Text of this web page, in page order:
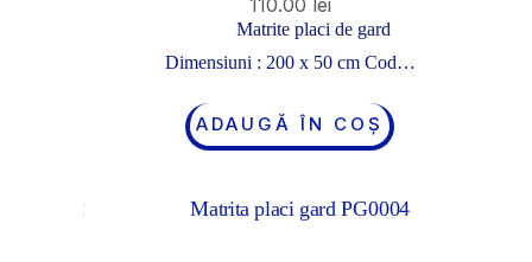
110.00 lei
Matrite placi de gard
Dimensiuni : 200 x 50 cm Cod…
ADAUGĂ ÎN COȘ